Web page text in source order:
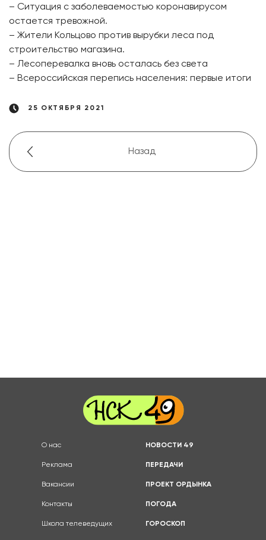
– Ситуация с заболеваемостью коронавирусом
остается тревожной.
– Жители Кольцово против вырубки леса под
строительство магазина.
– Лесоперевалка вновь осталась без света
– Всероссийская перепись населения: первые итоги
25 ОКТЯБРЯ 2021
Назад
О нас
Реклама
Вакансии
Контакты
Школа телеведущих
НОВОСТИ 49
ПЕРЕДАЧИ
ПРОЕКТ ОРДЫНКА
ПОГОДА
ГОРОСКОП